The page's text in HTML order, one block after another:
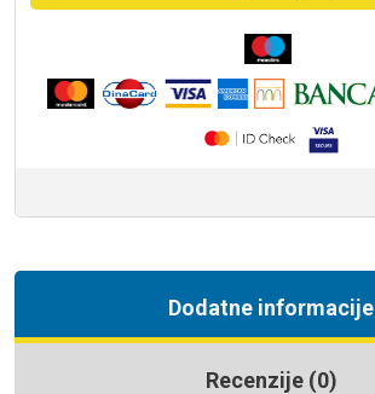
količina
Dodatne informacije
Recenzije (0)